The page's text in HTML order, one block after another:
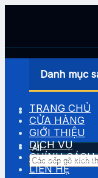
Tìm
kiếm:
Danh mục
TRANG CHỦ
CỬA HÀNG
GIỚI THIỆU
DỊCH VỤ
CHÍNH
LIÊN HỆ